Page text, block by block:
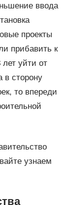
ввода
проекты
прибавить к
уйти от
в сторону
то впереди
узнаем